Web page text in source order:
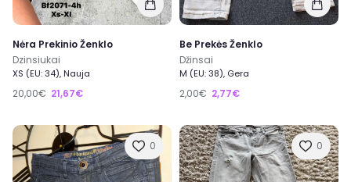
Nėra Prekinio Ženklo
Dzinsiukai
XS (EU: 34), Nauja
20,00€ 21,67€
Be Prekės Ženklo
Džinsai
M (EU: 38), Gera
2,00€ 2,77€
0 0